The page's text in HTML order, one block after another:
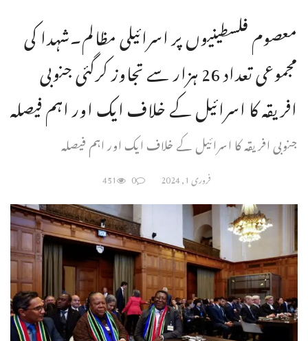
معصوم فلسطینیوں پر اسرائیلی مظالم۔شہدا کی
مجموعی تعداد 26 ہزار سے تجاوز کرگئی جنوبی
افریقہ کا اسرائیل کے خلاف ایک اور اہم فیصلہ
جنوبی افریقہ کا اسرائیل کے خلاف ایک اور اہم فیصلہ
فروری 1, 2024 0
451